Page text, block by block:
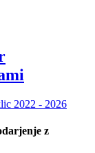
2022 - 2026
z